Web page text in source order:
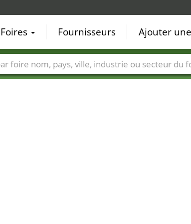
Foires Fournisseurs Ajouter
Pays Villes Secteurs de foire Secteurs